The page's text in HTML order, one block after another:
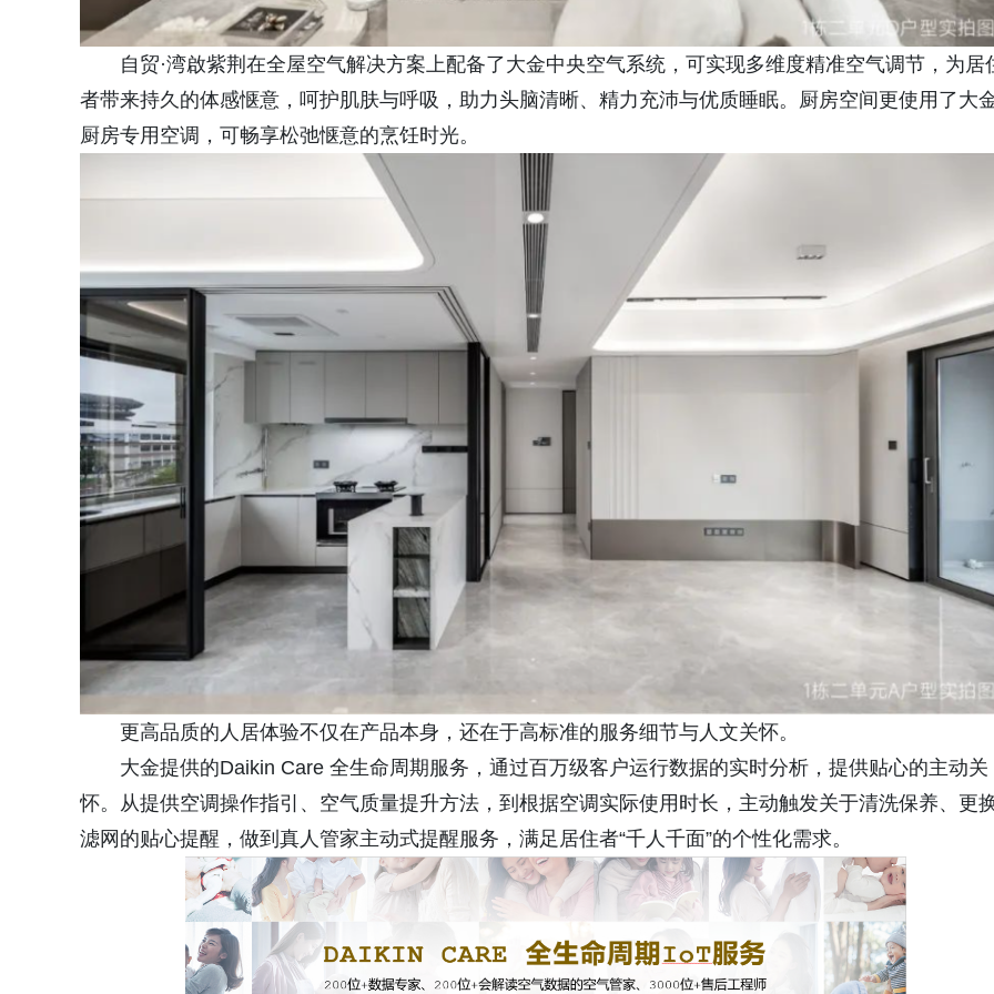
自贸·湾啟紫荆在全屋空气解决方案上配备了大金中央空气系统，可实现多维度精准空气调节，为居
者带来持久的体感惬意，呵护肌肤与呼吸，助力头脑清晰、精力充沛与优质睡眠。厨房空间更使用了大
厨房专用空调，可畅享松弛惬意的烹饪时光。
更高品质的人居体验不仅在产品本身，还在于高标准的服务细节与人文关怀。
大金提供的Daikin Care 全生命周期服务，通过百万级客户运行数据的实时分析，提供贴心的主动关
怀。从提供空调操作指引、空气质量提升方法，到根据空调实际使用时长，主动触发关于清洗保养、更
滤网的贴心提醒，做到真人管家主动式提醒服务，满足居住者“千人千面”的个性化需求。